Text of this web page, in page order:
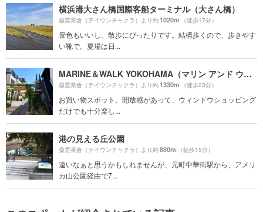
横浜港大さん橋国際客船ターミナル（大さん橋）
鼎雲茶倉（テイウンチャクラ）より約1020m （徒歩17分）
景色もいいし、散歩にぴったりです。結構歩くので、歩きやす
い靴で。夏場は日...
MARINE＆WALK YOKOHAMA（マリン アンド ウォーク ヨコハマ）
鼎雲茶倉（テイウンチャクラ）より約1330m （徒歩23分）
お買い物スポット。開放感があって、ウィンドウショッピング
だけでも十分楽し...
港の見える丘公園
鼎雲茶倉（テイウンチャクラ）より約880m （徒歩15分）
遠いなぁと思うかもしれませんが、元町中華街駅から、アメリ
カ山公園経由で7...